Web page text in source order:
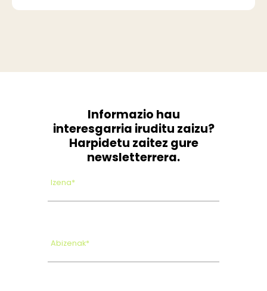
Informazio hau
interesgarria iruditu zaizu?
Harpidetu zaitez gure
newsletterrera.
Izena*
Abizenak*